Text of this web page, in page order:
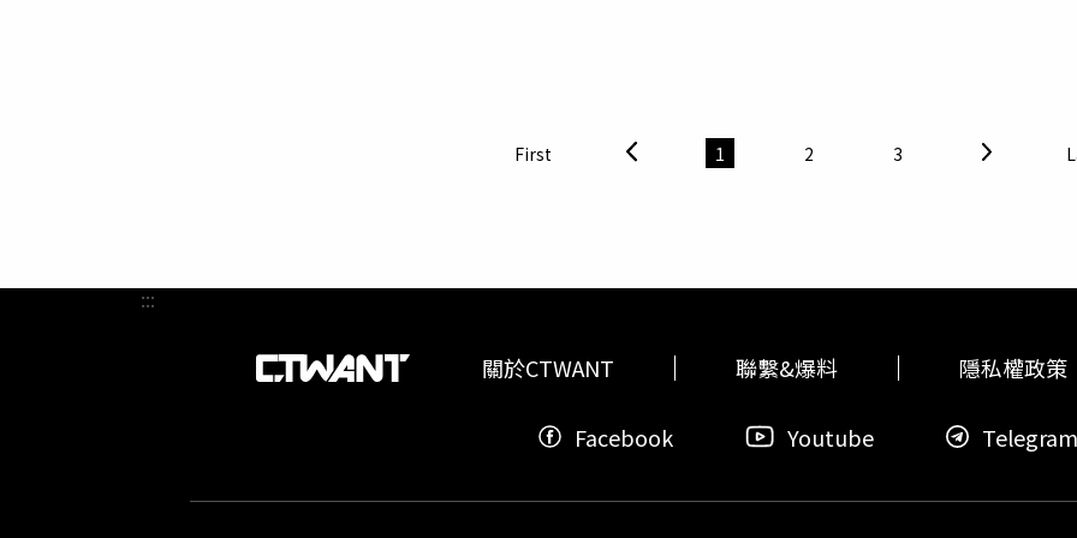
驗、青少年創傷以及人格情結，希望能更貼近角色內心。此外，劇組在
《不算AI情》與音樂環環相扣，未來也將陸續公開更多音樂計畫。（圖
太極旗在體育場外與各國球迷大方合照，由內而外散發著極具親和力的
睛。Karina 身上背著和權恩妃同款的紅框透明側背包，裡面裝著看球必
當髮箍打造鬆弛感，高舉可樂杯氣氛嗨翻與 Karina 同框應援的 Winter
射下宛如精緻的人間芭比。Winter 展現極高段位的時髦心機，「下身失
時，他和 Karina 一起對著鏡頭俏皮地擺出軟萌手勢，隨後更一人手上
First 1 2 3
:::
關於CTWANT 聯繫&爆料 隱私權政策
Facebook Youtube Telegram